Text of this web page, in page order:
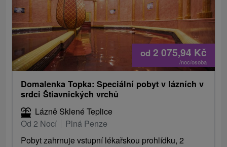
od 2 075,94 Kč
/noc/osoba
Domalenka Topka: Speciální pobyt v lázních v
srdci Štiavnických vrchů
Lázně Sklené Teplice
Od 2 Nocí
Plná Penze
Pobyt zahrnuje vstupní lékařskou prohlídku, 2